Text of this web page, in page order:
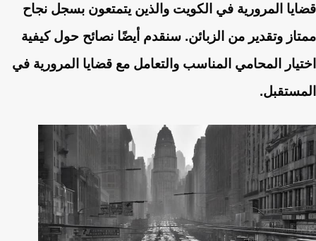
قضايا المرورية في الكويت والذين يتمتعون بسجل نجاح
ممتاز وتقدير من الزبائن. سنقدم أيضًا نصائح حول كيفية
اختيار المحامي المناسب والتعامل مع قضايا المرورية في
المستقبل.